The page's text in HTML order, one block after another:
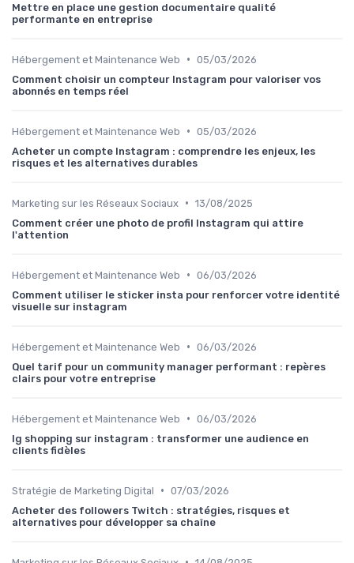
Mettre en place une gestion documentaire qualité
performante en entreprise
Hébergement et Maintenance Web • 05/03/2026
Comment choisir un compteur Instagram pour valoriser vos
abonnés en temps réel
Hébergement et Maintenance Web • 05/03/2026
Acheter un compte Instagram : comprendre les enjeux, les
risques et les alternatives durables
Marketing sur les Réseaux Sociaux • 13/08/2025
Comment créer une photo de profil Instagram qui attire
l'attention
Hébergement et Maintenance Web • 06/03/2026
Comment utiliser le sticker insta pour renforcer votre identité
visuelle sur instagram
Hébergement et Maintenance Web • 06/03/2026
Quel tarif pour un community manager performant : repères
clairs pour votre entreprise
Hébergement et Maintenance Web • 06/03/2026
Ig shopping sur instagram : transformer une audience en
clients fidèles
Stratégie de Marketing Digital • 07/03/2026
Acheter des followers Twitch : stratégies, risques et
alternatives pour développer sa chaîne